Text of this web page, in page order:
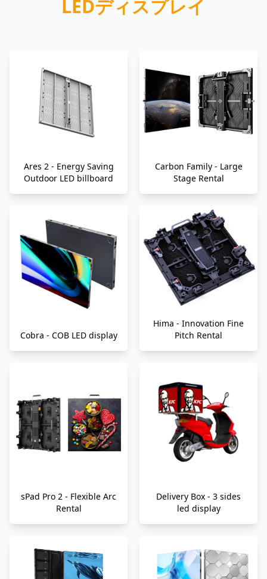
LEDディスプレイ
Ares 2 - Energy Saving
Outdoor LED billboard
Carbon Family - Large
Stage Rental
Cobra - COB LED display
Hima - Innovation Fine
Pitch Rental
sPad Pro 2 - Flexible Arc
Rental
Delivery Box - 3 sides
led display